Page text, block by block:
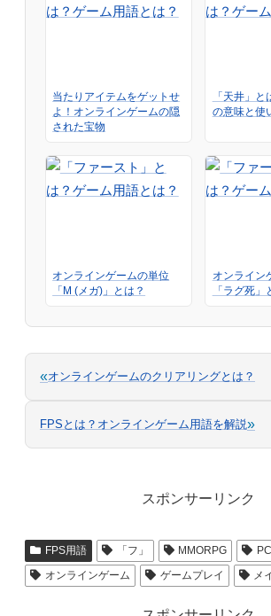
当たりアイテムをゲットせ
よ！オンラインゲームの隠
された宝物
「天井」
の意味と使
オンラインゲームの単位
「M (メガ)」とは？
オンライン
「ラグ死」
«オンラインゲームのクリアリングとは？
FPSとは？オンラインゲーム用語を解説»
スポンサーリンク
FPS用語 「フ」 MMORPG
PC
オンラインゲーム
ゲームプレイ メ